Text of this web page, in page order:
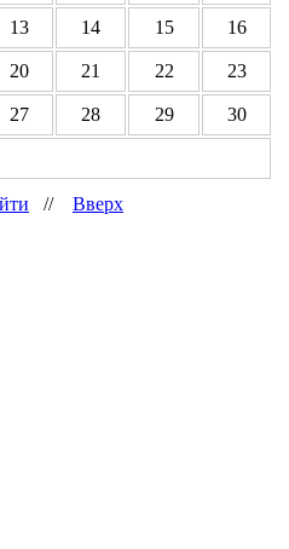
13 14 15 16
20 21 22 23
27 28 29 30
// Вверх